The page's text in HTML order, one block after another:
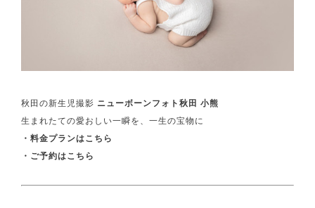
秋田の新生児撮影 ニューボーンフォト秋田 小熊
生まれたての愛おしい一瞬を、一生の宝物に
・料金プランはこちら
・ ご予約はこちら